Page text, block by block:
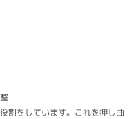
割をしています。これを押し曲